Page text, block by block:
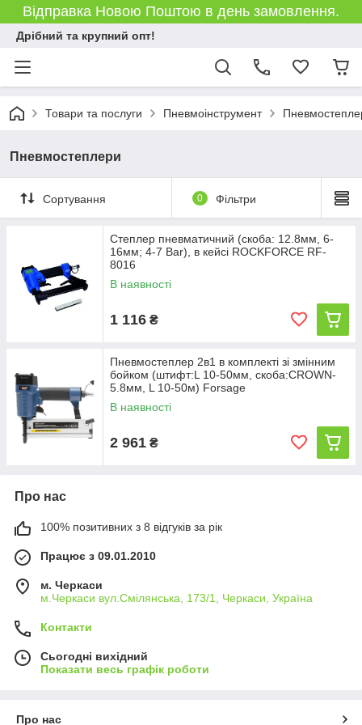
Відправка Новою Поштою в день замовлення.
Дрібний та крупний опт!
Товари та послуги Пневмоінструмент
Пневмостеплери
Сортування 0 Фільтри
Степлер пневматичний (скоба: 12.8мм, 6-
16мм; 4-7 Bar), в кейсі ROCKFORCE RF-
8016
В наявності
1 116 ₴
Пневмостеплер 2в1 в комплекті зі змінним
бойком (штифт:L 10-50мм, скоба:CROWN-
5.8мм, L 10-50м) Forsage
В наявності
2 961 ₴
Про нас
100% позитивних з 8 відгуків за рік
Працює з 09.01.2010
м. Черкаси
м.Черкаси вул.Смілянська, 173/1, Черкаси, Україна
Контакти
Сьогодні вихідний
Показати весь графік роботи
Про нас